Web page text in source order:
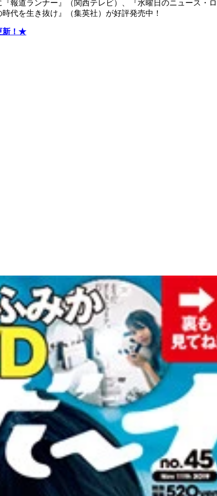
報道ランナー』（関西テレビ）、『水曜日のニュース・ロ
代を生き抜け』（集英社）が好評発売中！
新！★